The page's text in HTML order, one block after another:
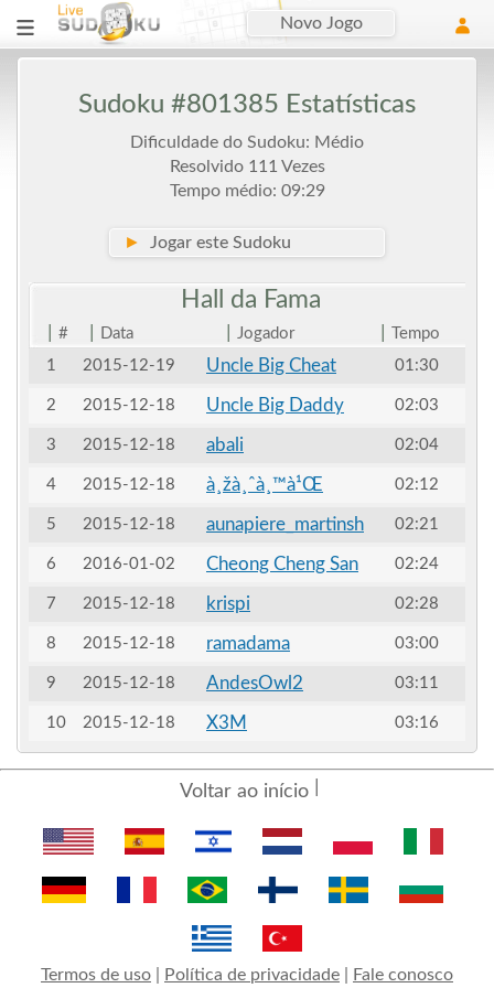
Novo Jogo
Sudoku #801385 Estatísticas
Dificuldade do Sudoku: Médio
Resolvido 111 Vezes
Tempo médio: 09:29
► Jogar este Sudoku
Hall da Fama
# Data Jogador
Tempo
1
2015-12-19 Uncle Big Cheat 01:30
2 2015-12-18 Uncle Big Daddy 02:03
3 2015-12-18 abali 02:04
4 2015-12-18 à¸žà¸ˆà¸™à¹Œ 02:12
5 2015-12-18 aunapiere_martinsh 02:21
6 2016-01-02 Cheong Cheng San 02:24
7 2015-12-18 krispi 02:28
8 2015-12-18 ramadama 03:00
9 2015-12-18 AndesOwl2 03:11
10 2015-12-18 X3M 03:16
Voltar ao início
Termos de uso Política de privacidade Fale conosco